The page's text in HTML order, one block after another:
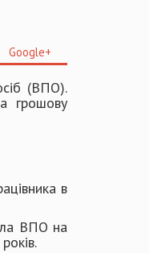
Google+
(ВПО).
грошову
в
ВПО на